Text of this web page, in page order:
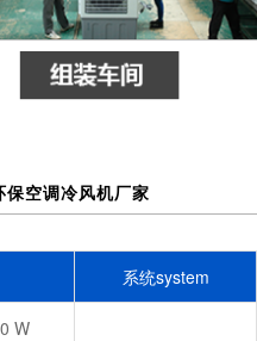
保空调冷风机厂家
系统system
W